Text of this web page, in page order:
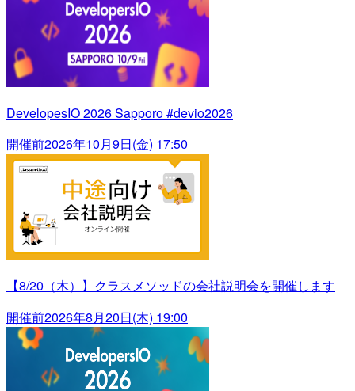
DevelopesIO 2026 Sapporo #devio2026
開催前2026年10月9日(金) 17:50
【8/20（木）】クラスメソッドの会社説明会を開催します
開催前2026年8月20日(木) 19:00